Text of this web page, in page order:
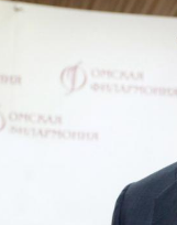
Сайт
Буркова